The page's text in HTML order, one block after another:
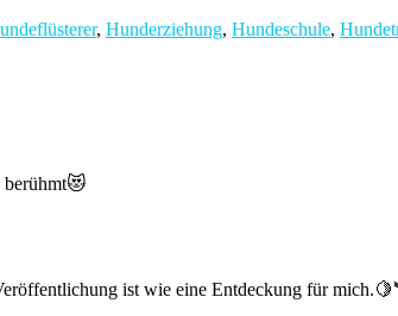
, Hunderziehung, Hundeschule,
berühmt😻
ist wie eine Entdeckung für